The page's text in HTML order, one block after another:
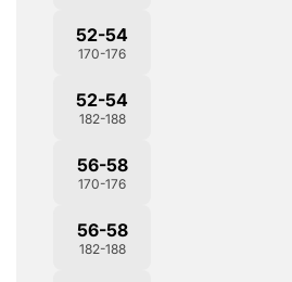
52-54
170-176
52-54
182-188
56-58
170-176
56-58
182-188